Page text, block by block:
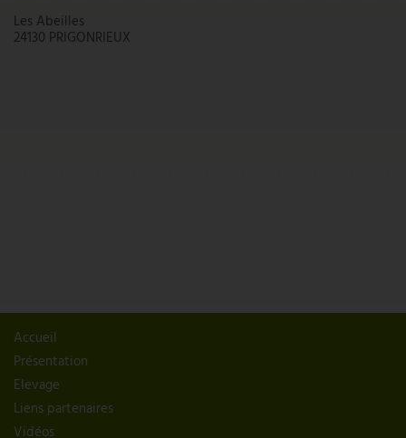
Les Abeilles
24130 PRIGONRIEUX
Accueil
Présentation
Elevage
Liens partenaires
Vidéos